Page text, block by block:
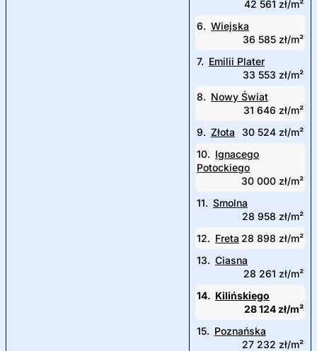
42 561 zł/m²
6. Wiejska
36 585 zł/m²
7. Emilii Plater
33 553 zł/m²
8. Nowy Świat
31 646 zł/m²
9. Złota
30 524 zł/m²
10. Ignacego
Potockiego
30 000 zł/m²
11. Smolna
28 958 zł/m²
12. Freta 28 898 zł/m²
13. Ciasna
28 261 zł/m²
14. Kilińskiego
28 124 zł/m²
15. Poznańska
27 232 zł/m²